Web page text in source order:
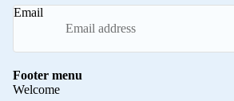
Email
Footer menu
Welcome